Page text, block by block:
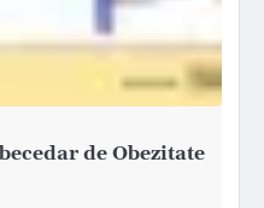
de Obezitate